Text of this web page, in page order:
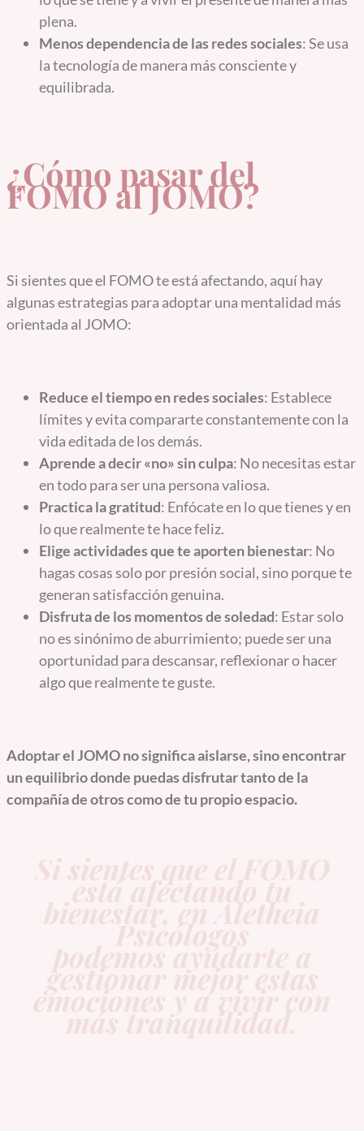
plena.
Menos dependencia de las redes sociales: Se usa
la tecnología de manera más consciente y
equilibrada.
¿Cómo pasar del
FOMO al JOMO?
Si sientes que el FOMO te está afectando, aquí hay
algunas estrategias para adoptar una mentalidad más
orientada al JOMO:
Reduce el tiempo en redes sociales: Establece
límites y evita compararte constantemente con la
vida editada de los demás.
Aprende a decir «no» sin culpa: No necesitas estar
en todo para ser una persona valiosa.
Practica la gratitud: Enfócate en lo que tienes y en
lo que realmente te hace feliz.
Elige actividades que te aporten bienestar: No
hagas cosas solo por presión social, sino porque te
generan satisfacción genuina.
Disfruta de los momentos de soledad: Estar solo
no es sinónimo de aburrimiento; puede ser una
oportunidad para descansar, reflexionar o hacer
algo que realmente te guste.
Adoptar el JOMO no significa aislarse, sino encontrar
un equilibrio donde puedas disfrutar tanto de la
compañía de otros como de tu propio espacio.